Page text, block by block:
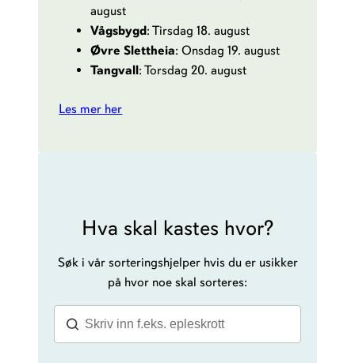
august
Vågsbygd: Tirsdag 18. august
Øvre Slettheia: Onsdag 19. august
Tangvall: Torsdag 20. august
Les mer her
Hva skal kastes hvor?
Søk i vår sorteringshjelper hvis du er usikker
på hvor noe skal sorteres: